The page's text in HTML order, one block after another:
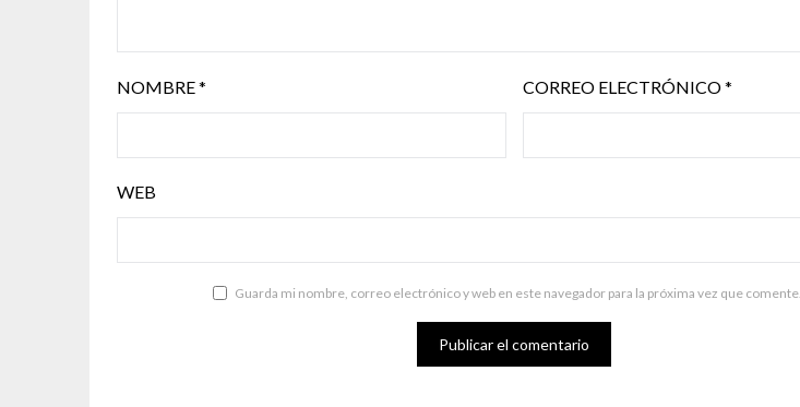
NOMBRE* CORREO ELECTRÓNICO*
WEB
Guarda mi nombre, correo electrónico y web en este navegador para la próxima vez que comente.